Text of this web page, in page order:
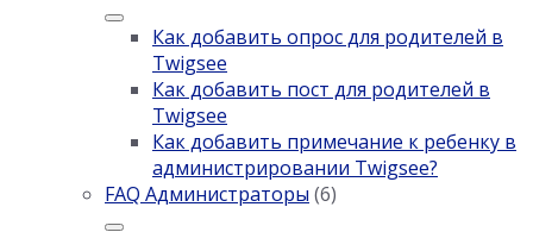
Как добавить опрос для родителей в
Twigsee
Как добавить пост для родителей в
Twigsee
Как добавить примечание к ребенку в
администрировании Twigsee?
FAQ Администраторы (6)